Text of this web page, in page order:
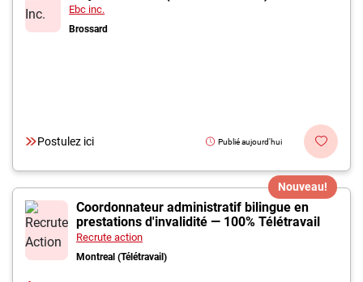
Ebc inc.
Brossard
Postulez ici Publié aujourd'hui
Nouveau!
Coordonnateur administratif bilingue en
prestations d'invalidité — 100% Télétravail
Recrute action
Montreal (Télétravail)